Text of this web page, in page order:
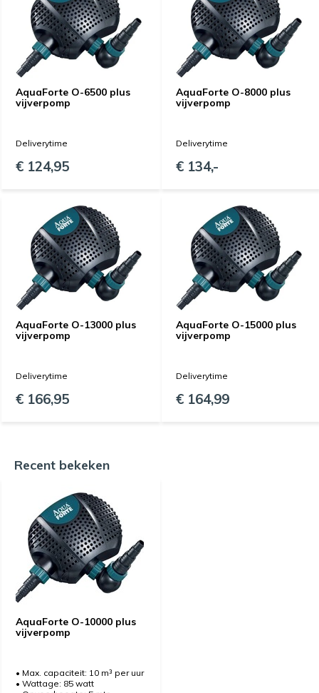
AquaForte O-6500 plus
vijverpomp
Deliverytime
€ 124,95
AquaForte O-8000 plus
vijverpomp
Deliverytime
€ 134,-
AquaForte O-13000 plus
vijverpomp
Deliverytime
€ 166,95
AquaForte O-15000 plus
vijverpomp
Deliverytime
€ 164,99
Recent bekeken
AquaForte O-10000 plus
vijverpomp
• Max. capaciteit: 10 m³ per uur
• Wattage: 85 watt